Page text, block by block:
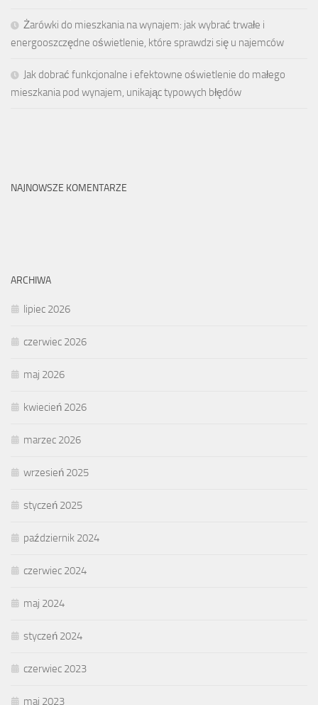
Żarówki do mieszkania na wynajem: jak wybrać trwałe i
energooszczędne oświetlenie, które sprawdzi się u najemców
Jak dobrać funkcjonalne i efektowne oświetlenie do małego
mieszkania pod wynajem, unikając typowych błędów
NAJNOWSZE KOMENTARZE
ARCHIWA
lipiec 2026
czerwiec 2026
maj 2026
kwiecień 2026
marzec 2026
wrzesień 2025
styczeń 2025
październik 2024
czerwiec 2024
maj 2024
styczeń 2024
czerwiec 2023
maj 2023